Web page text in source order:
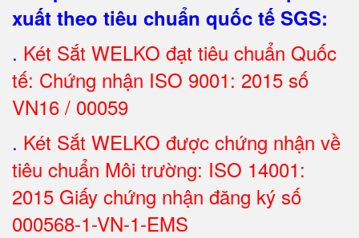
xuất theo tiêu chuẩn quốc tế SGS:
. Két Sắt WELKO đạt tiêu chuẩn Quốc
tế: Chứng nhận ISO 9001: 2015 số
VN16 / 00059
. Két Sắt WELKO được chứng nhận về
tiêu chuẩn Môi trường: ISO 14001:
2015 Giấy chứng nhận đăng ký số
000568-1-VN-1-EMS